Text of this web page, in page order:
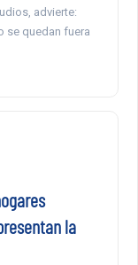
advierte:
se quedan fuera
la